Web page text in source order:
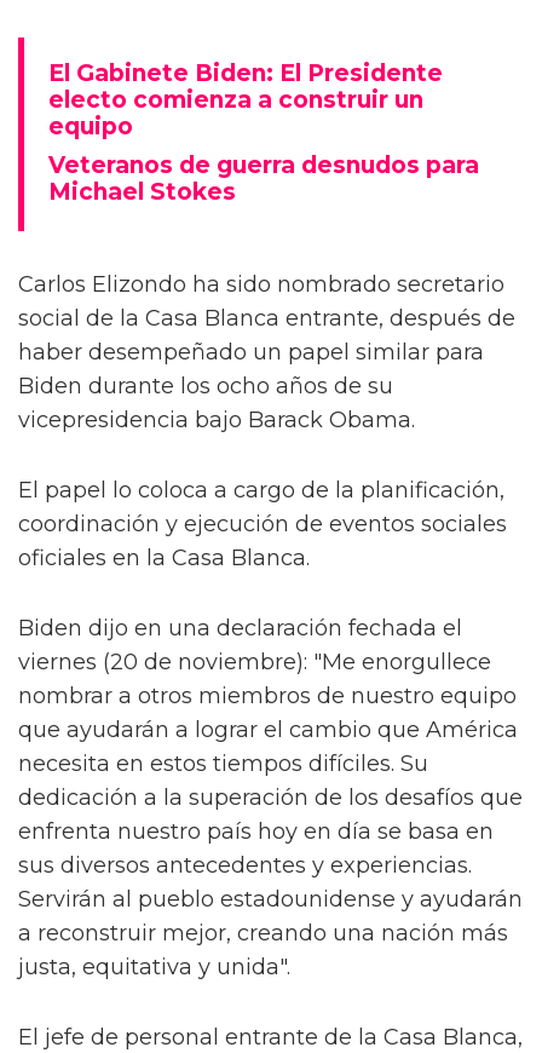
El Gabinete Biden: El Presidente
electo comienza a construir un
equipo
Veteranos de guerra desnudos para
Michael Stokes
Carlos Elizondo ha sido nombrado secretario
social de la Casa Blanca entrante, después de
haber desempeñado un papel similar para
Biden durante los ocho años de su
vicepresidencia bajo Barack Obama.
El papel lo coloca a cargo de la planificación,
coordinación y ejecución de eventos sociales
oficiales en la Casa Blanca.
Biden dijo en una declaración fechada el
viernes (20 de noviembre): "Me enorgullece
nombrar a otros miembros de nuestro equipo
que ayudarán a lograr el cambio que América
necesita en estos tiempos difíciles. Su
dedicación a la superación de los desafíos que
enfrenta nuestro país hoy en día se basa en
sus diversos antecedentes y experiencias.
Servirán al pueblo estadounidense y ayudarán
a reconstruir mejor, creando una nación más
justa, equitativa y unida".
El jefe de personal entrante de la Casa Blanca,